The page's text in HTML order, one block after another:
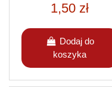
1,50 zł
Dodaj do
koszyka